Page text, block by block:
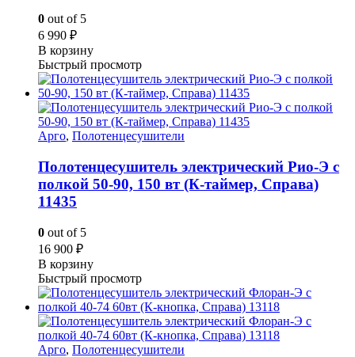
0 out of 5
6 990 ₽
В корзину
Быстрый просмотр
Арго, Полотенцесушители
Полотенцесушитель электрический Рио-Э с
полкой 50-90, 150 вт (К-таймер, Справа)
11435
0 out of 5
16 900 ₽
В корзину
Быстрый просмотр
Арго, Полотенцесушители